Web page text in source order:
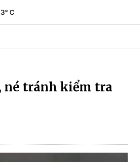
C
né tránh kiểm tra